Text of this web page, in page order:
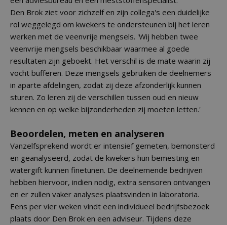
Den Brok ziet voor zichzelf en zijn collega's een duidelijke
rol weggelegd om kwekers te ondersteunen bij het leren
werken met de veenvrije mengsels. 'Wij hebben twee
veenvrije mengsels beschikbaar waarmee al goede
resultaten zijn geboekt. Het verschil is de mate waarin zij
vocht bufferen. Deze mengsels gebruiken de deelnemers
in aparte afdelingen, zodat zij deze afzonderlijk kunnen
sturen. Zo leren zij de verschillen tussen oud en nieuw
kennen en op welke bijzonderheden zij moeten letten.'
Beoordelen, meten en analyseren
Vanzelfsprekend wordt er intensief gemeten, bemonsterd
en geanalyseerd, zodat de kwekers hun bemesting en
watergift kunnen finetunen. De deelnemende bedrijven
hebben hiervoor, indien nodig, extra sensoren ontvangen
en er zullen vaker analyses plaatsvinden in laboratoria.
Eens per vier weken vindt een individueel bedrijfsbezoek
plaats door Den Brok en een adviseur. Tijdens deze